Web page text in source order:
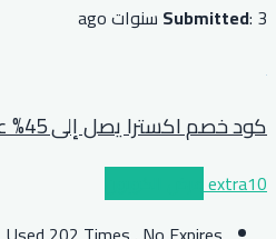
Submitted: 3 سنوات ago
كود خصم اكسترا يصل إلى 45% على جميع الأجهزة الإلكترونية
extra10